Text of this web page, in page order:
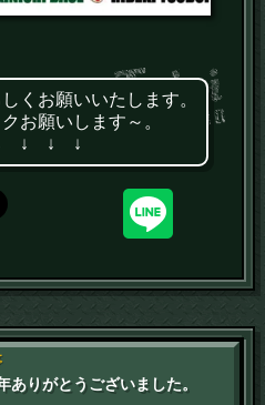
くお願いいたします。
お願いします～。
↓ ↓ ↓
ありがとうございました。